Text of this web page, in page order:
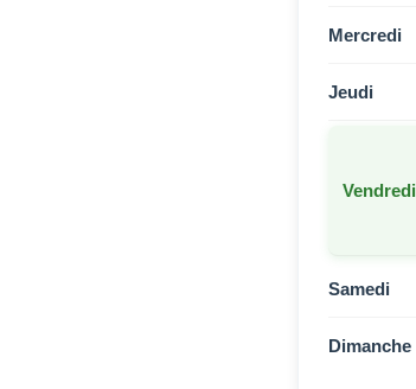
Mercredi
Jeudi
Vendredi
Samedi
Dimanche